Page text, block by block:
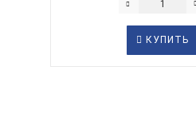
КУПИТЬ